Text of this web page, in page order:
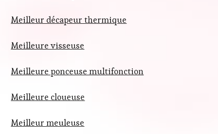
Meilleur décapeur thermique
Meilleure visseuse
Meilleure ponceuse multifonction
Meilleure cloueuse
Meilleur meuleuse